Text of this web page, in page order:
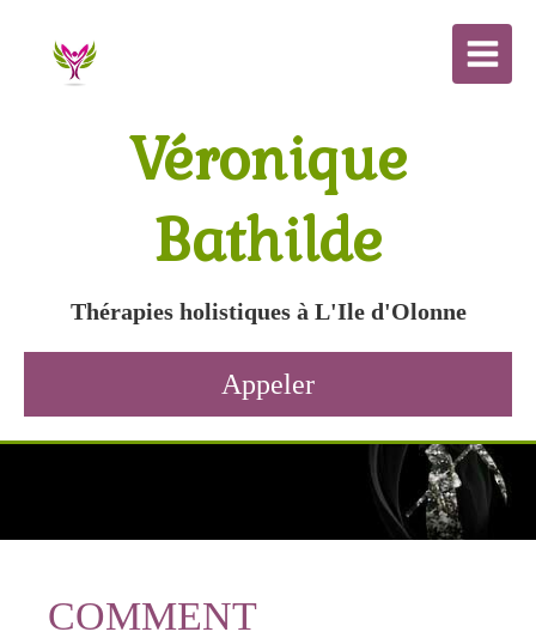
Véronique
Bathilde
Thérapies holistiques à L'Ile d'Olonne
Appeler
COMMENT